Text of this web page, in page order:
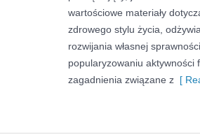
wartościowe materiały
zdrowego stylu życia,
rozwijania własnej
popularyzowaniu aktywności
zagadnienia związane z [